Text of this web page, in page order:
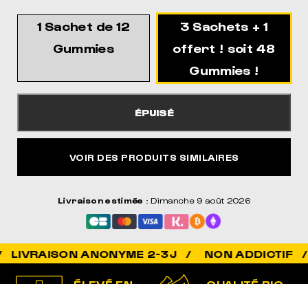
1 Sachet de 12
Gummies
3 Sachets + 1
offert ! soit 48
Gummies !
ÉPUISÉ
VOIR DES PRODUITS SIMILAIRES
Livraison estimée : Dimanche 9 août 2026
NON ADDICTIF /